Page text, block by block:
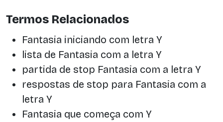
Termos Relacionados
Fantasia iniciando com letra Y
lista de Fantasia com a letra Y
partida de stop Fantasia com a letra Y
respostas de stop para Fantasia com a
letra Y
Fantasia que começa com Y